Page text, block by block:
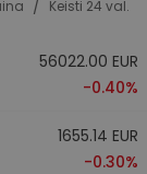
/ Keisti 24 val.
56022.00 EUR
-0.40%
1655.14 EUR
-0.30%